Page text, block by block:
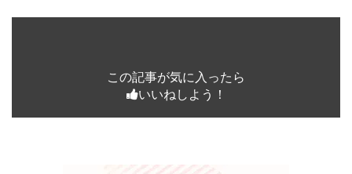
この記事が気に入ったら
いいねしよう！